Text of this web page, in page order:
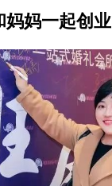
妈妈一起创业